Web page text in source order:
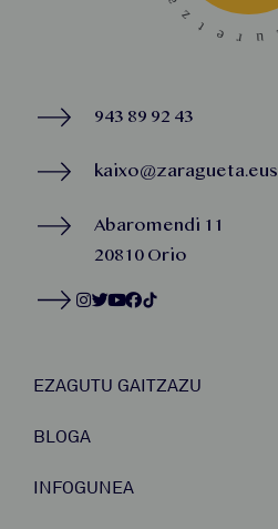
943 89 92 43
kaixo@zaragueta.eus
Abaromendi 11
20810 Orio
EZAGUTU GAITZAZU
BLOGA
INFOGUNEA